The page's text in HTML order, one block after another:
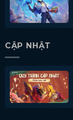
CẬP NHẬT